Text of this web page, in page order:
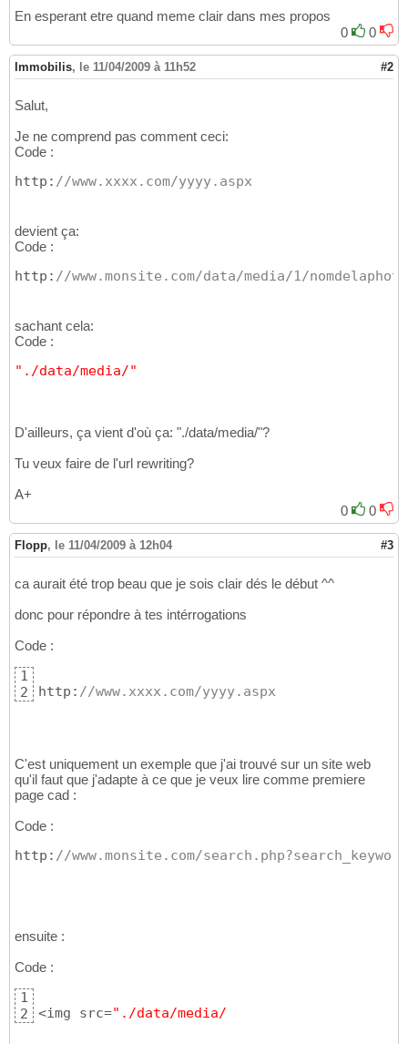
En esperant etre quand meme clair dans mes propos
0
0
Immobilis, le 11/04/2009 à 11h52 #2
Salut,
Je ne comprend pas comment ceci:
Code :
http: //www.xxxx.com/yyyy.aspx
devient ça:
Code :
http: //www.monsite.com/data/media/1/
sachant cela:
Code :
"./data/media/"
D'ailleurs, ça vient d'où ça: "./data/media/"?
Tu veux faire de l'url rewriting?
A+
0
0
Flopp, le 11/04/2009 à 12h04 #3
ca aurait été trop beau que je sois clair dés le début ^^
donc pour répondre à tes intérrogations
Code :
1
2
http: //www.xxxx.com/yyyy.aspx
C'est uniquement un exemple que j'ai trouvé sur un site web
qu'il faut que j'adapte à ce que je veux lire comme premiere
page cad :
Code :
http: //www.monsite.com/
ensuite :
Code :
1
2
<img src="./data/media/